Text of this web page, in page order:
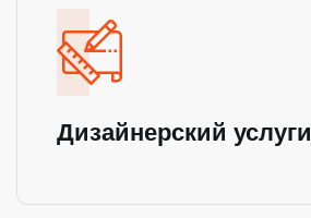
Дизайнерский услуги